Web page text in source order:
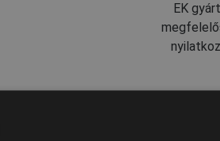
EK